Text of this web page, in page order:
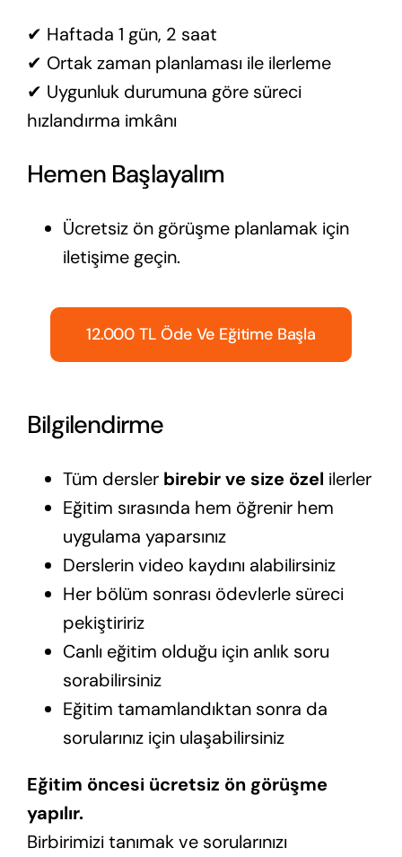
✔ Haftada 1 gün, 2 saat
✔ Ortak zaman planlaması ile ilerleme
✔ Uygunluk durumuna göre süreci
hızlandırma imkânı
Hemen Başlayalım
Ücretsiz ön görüşme planlamak için
iletişime geçin.
12.000 TL Öde Ve Eğitime Başla
Bilgilendirme
Tüm dersler birebir ve size özel ilerler
Eğitim sırasında hem öğrenir hem
uygulama yaparsınız
Derslerin video kaydını alabilirsiniz
Her bölüm sonrası ödevlerle süreci
pekiştiririz
Canlı eğitim olduğu için anlık soru
sorabilirsiniz
Eğitim tamamlandıktan sonra da
sorularınız için ulaşabilirsiniz
Eğitim öncesi ücretsiz ön görüşme
yapılır.
Birbirimizi tanımak ve sorularınızı